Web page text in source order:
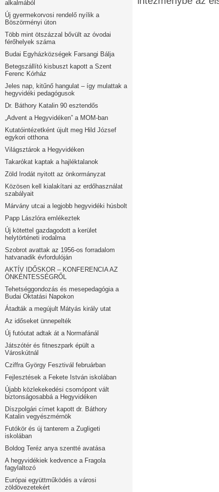
alkalmából
Új gyermekorvosi rendelő nyílik a
Böszörményi úton
Több mint ötszázzal bővült az óvodai
férőhelyek száma
Budai Egyházközségek Farsangi Bálja
Betegszállító kisbuszt kapott a Szent
Ferenc Kórház
Jeles nap, kitűnő hangulat – így mulattak a
hegyvidéki pedagógusok
Dr. Báthory Katalin 90 esztendős
„Advent a Hegyvidéken” a MOM-ban
Kutatóintézetként újult meg Hild József
egykori otthona
Világsztárok a Hegyvidéken
Takarókat kaptak a hajléktalanok
Zöld Irodát nyitott az önkormányzat
Közösen kell kialakítani az erdőhasználat
szabályait
Márvány utcai a legjobb hegyvidéki húsbolt
Papp Lászlóra emlékeztek
Új kötettel gazdagodott a kerület
helytörténeti irodalma
Szobrot avattak az 1956-os forradalom
hatvanadik évfordulóján
AKTÍV IDŐSKOR – KONFERENCIA AZ
ÖNKÉNTESSÉGRŐL
Tehetséggondozás és mesepedagógia a
Budai Oktatási Napokon
Átadták a megújult Mátyás király utat
Az időseket ünnepelték
Új futóutat adtak át a Normafánál
Játszótér és fitneszpark épült a
Városkútnál
Cziffra György Fesztivál februárban
Fejlesztések a Fekete István iskolában
Újabb közlekekedési csomópont vált
biztonságosabbá a Hegyvidéken
Díszpolgári címet kapott dr. Báthory
Katalin vegyészmérnök
Futókör és új tanterem a Zugligeti
iskolában
Boldog Teréz anya szentté avatása
A hegyvidékiek kedvence a Fragola
fagylaltozó
Európai együttműködés a városi
zöldövezetekért